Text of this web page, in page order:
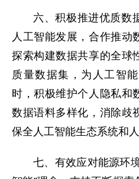
六、积极推进优质数
人工智能发展，合作推动
探索构建数据共享的全球
质量数据集，为人工智
时，积极维护个人隐私和
数据语料多样化，消除歧
保全人工智能生态系统和
七、有效应对能源环